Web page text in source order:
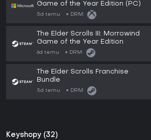
Game of the Year Edition (PC)
5d temu DRM:
The Elder Scrolls III: Morrowind
Game of the Year Edition
6d temu DRM:
The Elder Scrolls Franchise
Bundle
5d temu DRM:
Keyshopy (32)